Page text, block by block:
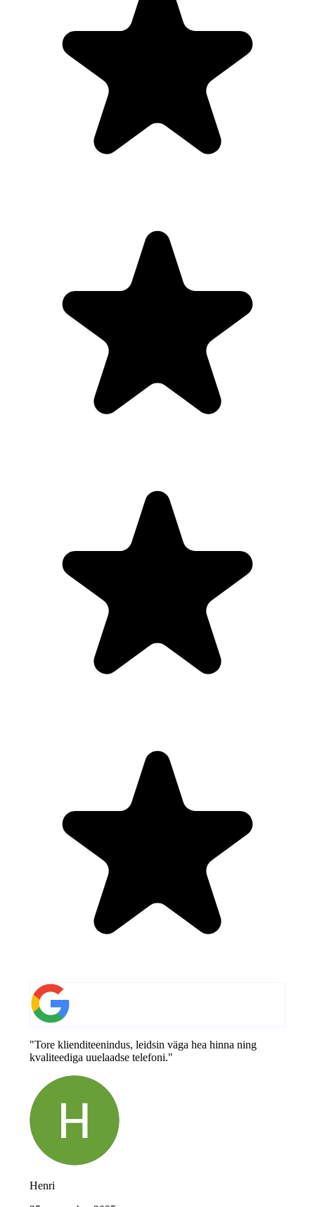
"Tore klienditeenindus, leidsin väga hea hinna ning
kvaliteediga uuelaadse telefoni."
Henri